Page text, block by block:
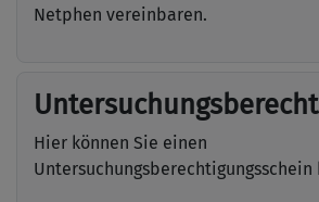
Netphen vereinbaren.
Hier können Sie einen
Untersuchungsberechtigungsschein